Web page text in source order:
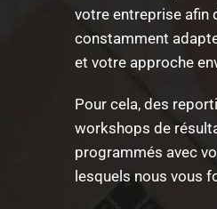
votre entreprise afin
constamment
et votre approche
Pour cela, des
workshops de
programmés avec
lesquels nous vous